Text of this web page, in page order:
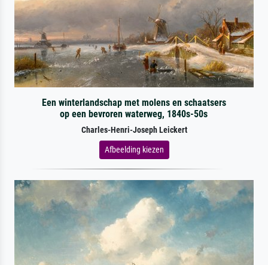
Een winterlandschap met molens en schaatsers
op een bevroren waterweg, 1840s-50s
Charles-Henri-Joseph Leickert
Afbeelding kiezen